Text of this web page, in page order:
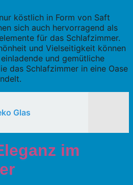
köstlich in Form von Saft
sich auch hervorragend als
für das Schlafzimmer.
und Vielseitigkeit können
und gemütliche
das Schlafzimmer in eine Oase
Glas
im